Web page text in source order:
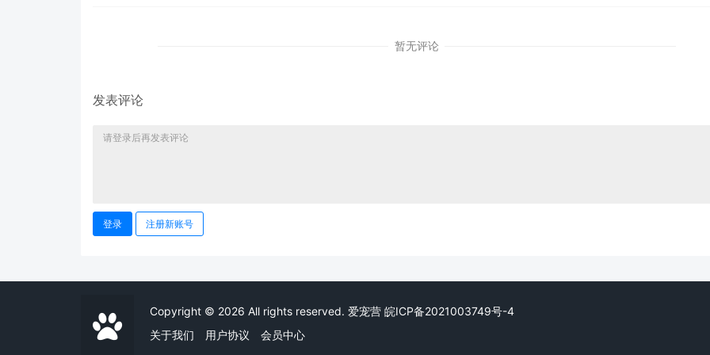
暂无评论
发表评论
登录 注册新账号
Copyright © 2026 All rights reserved. 爱宠营 皖ICP备2021003749号-4
关于我们
用户协议 会员中心